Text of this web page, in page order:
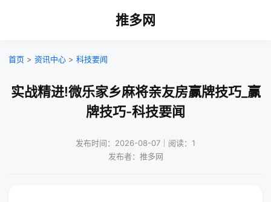
推多网
首页 > 资讯中心 > 科技要闻
实战精进!微乐家乡麻将亲友房赢牌技巧_赢
牌技巧-科技要闻
发布时间：2026-08-07｜阅读：1
发布者：推多网